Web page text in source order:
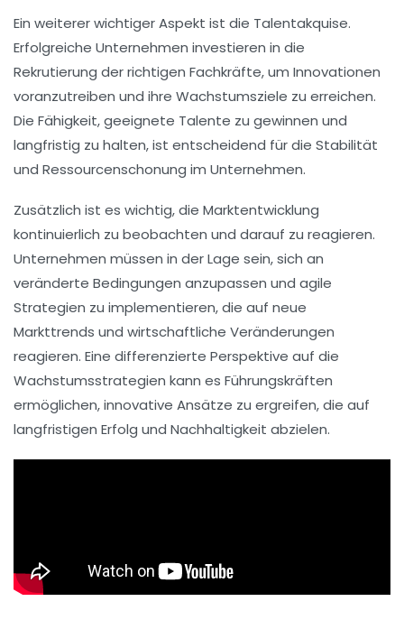
Ein weiterer wichtiger Aspekt ist die Talentakquise.
Erfolgreiche Unternehmen investieren in die
Rekrutierung der richtigen Fachkräfte, um Innovationen
voranzutreiben und ihre Wachstumsziele zu erreichen.
Die Fähigkeit, geeignete Talente zu gewinnen und
langfristig zu halten, ist entscheidend für die Stabilität
und Ressourcenschonung im Unternehmen.
Zusätzlich ist es wichtig, die Marktentwicklung
kontinuierlich zu beobachten und darauf zu reagieren.
Unternehmen müssen in der Lage sein, sich an
veränderte Bedingungen anzupassen und agile
Strategien zu implementieren, die auf neue
Markttrends und wirtschaftliche Veränderungen
reagieren. Eine differenzierte Perspektive auf die
Wachstumsstrategien kann es Führungskräften
ermöglichen, innovative Ansätze zu ergreifen, die auf
langfristigen Erfolg und Nachhaltigkeit abzielen.